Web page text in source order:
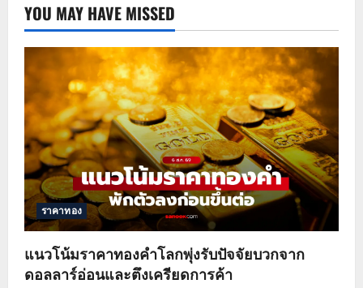
YOU MAY HAVE MISSED
ราคาทอง
แนวโน้มราคาทองคำโลกพุ่งรับปัจจัยบวกจาก
ดอลลาร์อ่อนและตึงเครียดการค้า